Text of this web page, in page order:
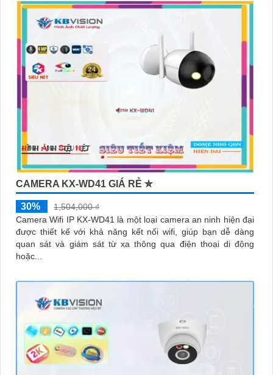
CAMERA KX-WD41 GIÁ RẺ ✮
30%
1,504,000 ₫
Camera Wifi IP KX-WD41 là một loại camera an ninh hiện đại
được thiết kế với khả năng kết nối wifi, giúp bạn dễ dàng
quan sát và giám sát từ xa thông qua điện thoại di động
hoặc...